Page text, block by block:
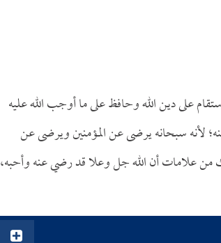
على دين الله وحافظ على ما أوجب الله عليه
سبحانه يرضى عن المؤمنين ويرضى عن
من علامات أن الله جل وعلا قد رضي عنه وأحبه،